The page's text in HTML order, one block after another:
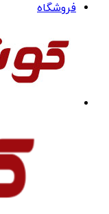
فروشگاه